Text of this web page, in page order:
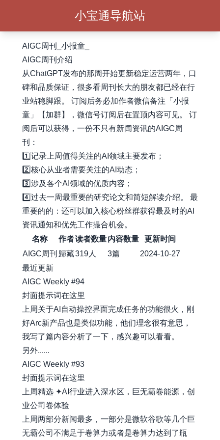
小宝通导航站
AIGC周刊_小报童_
AIGC周刊介绍
从ChatGPT发布的那周开始更新稳定运营两年，口
碑和品质保证，很多看周刊长大的朋友都已经在行
业站稳脚跟。 订阅后务必加作者微信备注「小报
童」【加群】，微信号订阅后在置顶内容可见。 订
阅后可以获得，一份不只有新闻资讯的AIGC周
刊：
1️⃣记录上周值得关注的AI领域主要发布；
2️⃣核心从业者需要关注的AI动态；
3️⃣涉及各个AI领域的优质内容；
4️⃣过去一周最重要的研究论文和简短解读介绍。 最
重要的的：还可以加入核心粉丝群获得最及时的AI
资讯通知和优先工作撮合机会。
名称
作者读者数量内容数量
更新时间
AIGC周刊 歸藏319人 3篇
2024-10-27
最近更新
AIGC Weekly #94
封面提示词在这里
上周关于AI自动操控界面完成任务的功能很火，刚
好Arc新产品也是类似功能，他们理念很有意思，
我写了篇内容分析了一下，感兴趣可以看看。
另外......
AIGC Weekly #93
封面提示词在这里
上周精选 ✦AI行业进入深水区，巨无霸卷能源，创
业公司卷体验
上周两部分新闻最多，一部分是微软谷歌等几个巨
无霸公司不满足于卷算力或者是卷算力达到了瓶